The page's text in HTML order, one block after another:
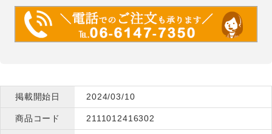
掲載開始日 2024/03/10
商品コード 2111012416302